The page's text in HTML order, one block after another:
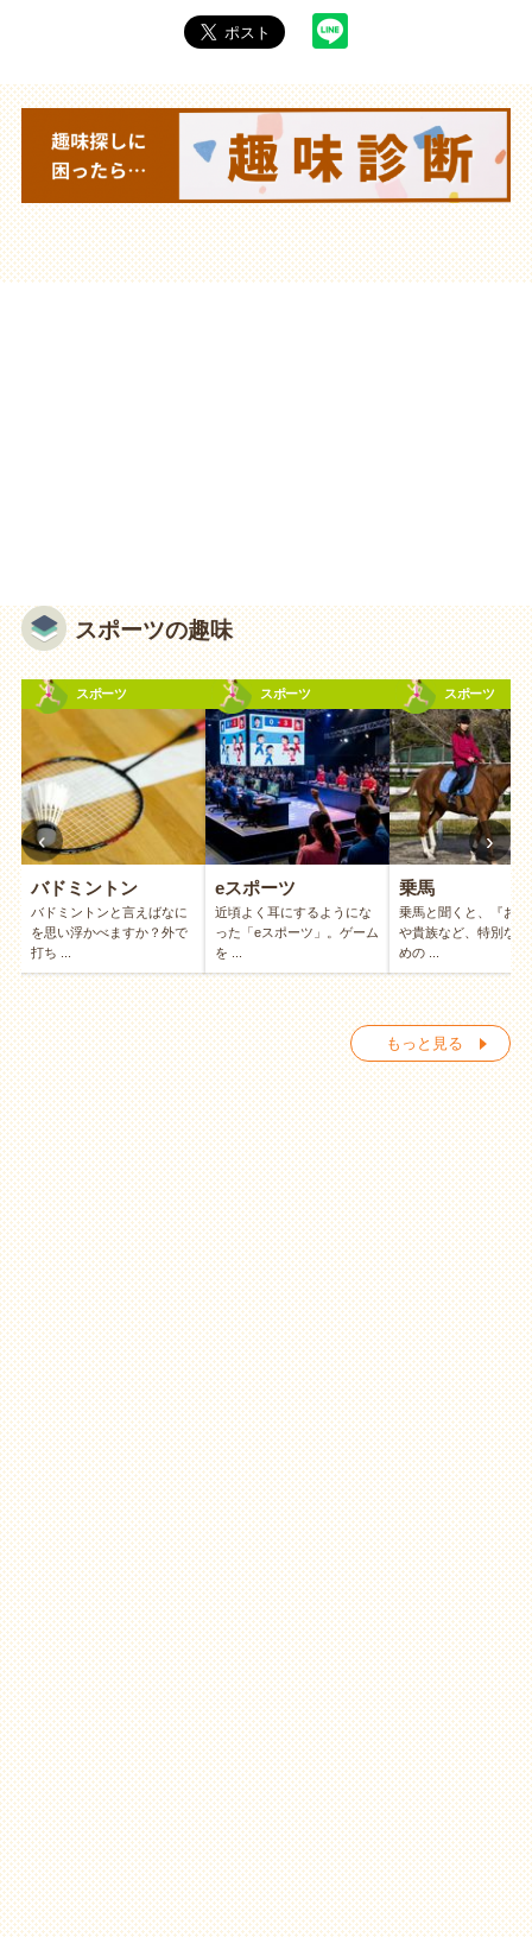
スポーツの趣味
スポーツ
バドミントン
バドミントンと言えばなに
を思い浮かべますか？外で
打ち ...
スポーツ
eスポーツ
近頃よく耳にするようにな
った「eスポーツ」。ゲーム
を ...
スポーツ
乗馬
乗馬と聞くと、『お金
や貴族など、特別な人
めの ...
‹ ›
もっと見る